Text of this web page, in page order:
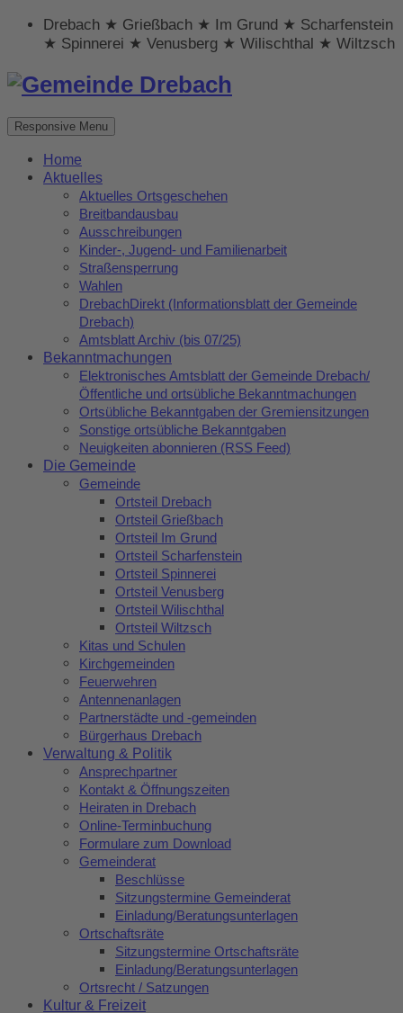
Drebach ★ Grießbach ★ Im Grund ★ Scharfenstein
★ Spinnerei ★ Venusberg ★ Wilischthal ★ Wiltzsch
Responsive Menu
Home
Aktuelles
Aktuelles Ortsgeschehen
Breitbandausbau
Ausschreibungen
Kinder-, Jugend- und Familienarbeit
Straßensperrung
Wahlen
DrebachDirekt (Informationsblatt der Gemeinde
Drebach)
Amtsblatt Archiv (bis 07/25)
Bekanntmachungen
Elektronisches Amtsblatt der Gemeinde Drebach/
Öffentliche und ortsübliche Bekanntmachungen
Ortsübliche Bekanntgaben der Gremiensitzungen
Sonstige ortsübliche Bekanntgaben
Neuigkeiten abonnieren (RSS Feed)
Die Gemeinde
Gemeinde
Ortsteil Drebach
Ortsteil Grießbach
Ortsteil Im Grund
Ortsteil Scharfenstein
Ortsteil Spinnerei
Ortsteil Venusberg
Ortsteil Wilischthal
Ortsteil Wiltzsch
Kitas und Schulen
Kirchgemeinden
Feuerwehren
Antennenanlagen
Partnerstädte und -gemeinden
Bürgerhaus Drebach
Verwaltung & Politik
Ansprechpartner
Kontakt & Öffnungszeiten
Heiraten in Drebach
Online-Terminbuchung
Formulare zum Download
Gemeinderat
Beschlüsse
Sitzungstermine Gemeinderat
Einladung/Beratungsunterlagen
Ortschaftsräte
Sitzungstermine Ortschaftsräte
Einladung/Beratungsunterlagen
Ortsrecht / Satzungen
Kultur & Freizeit